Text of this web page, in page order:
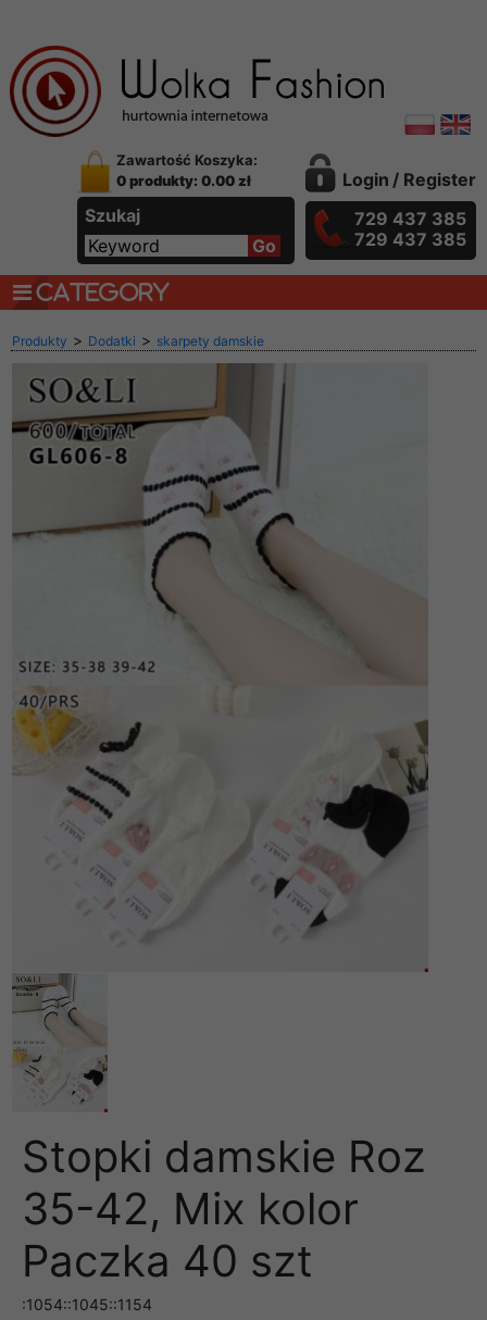
Zawartość Koszyka:
0 produkty: 0.00 zł
Szukaj
Login / Register
729 437 385
729 437 385
CATEGORY
Produkty > Dodatki > skarpety damskie
Stopki damskie Roz
35-42, Mix kolor
Paczka 40 szt
:1054::1045::1154